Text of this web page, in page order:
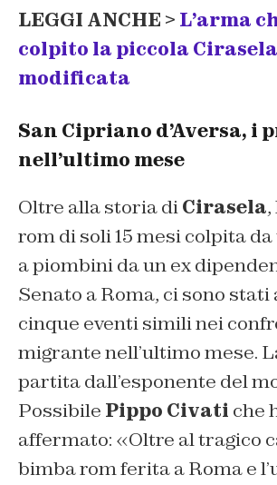
LEGGI ANCHE > L’arma
colpito la piccola
modificata
San Cipriano d’Aversa, i
nell’ultimo mese
Oltre alla storia diCirasela
rom di soli 15 mesi colpita
a piombini da un ex
Senato a Roma, ci sono
cinque eventi simili nei
migrante nell’ultimo mese.
partita dall’esponente del
Possibile Pippo Civati che
affermato: «Oltre al tragico
bimba rom ferita a Roma e